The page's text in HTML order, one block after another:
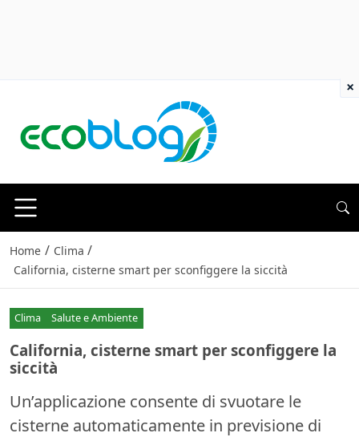
Home / Clima /
California, cisterne smart per sconfiggere la siccità
Clima Salute e Ambiente
California, cisterne smart per sconfiggere la
siccità
Un’applicazione consente di svuotare le
cisterne automaticamente in previsione di
×